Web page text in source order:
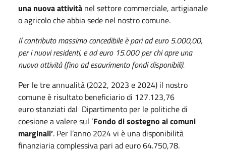
una nuova attività nel settore commerciale, artigianale
o agricolo che abbia sede nel nostro comune.
Il contributo massimo concedibile è pari ad euro 5.000,00,
per i nuovi residenti, e ad euro 15.000 per chi apre una
nuova attività (fino ad esaurimento fondi disponibili).
Per le tre annualità (2022, 2023 e 2024) il nostro
comune è risultato beneficiario di 127.123,76
euro stanziati dal Dipartimento per le politiche di
coesione a valere sul ‘Fondo di sostegno ai comuni
marginali’. Per l’anno 2024 vi è una disponibilità
finanziaria complessiva pari ad euro 64.750,78.